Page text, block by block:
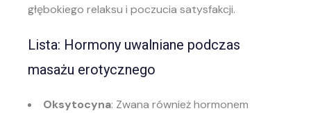
głębokiego relaksu i poczucia satysfakcji.
Lista: Hormony uwalniane podczas
masażu erotycznego
Oksytocyna: Zwana również hormonem